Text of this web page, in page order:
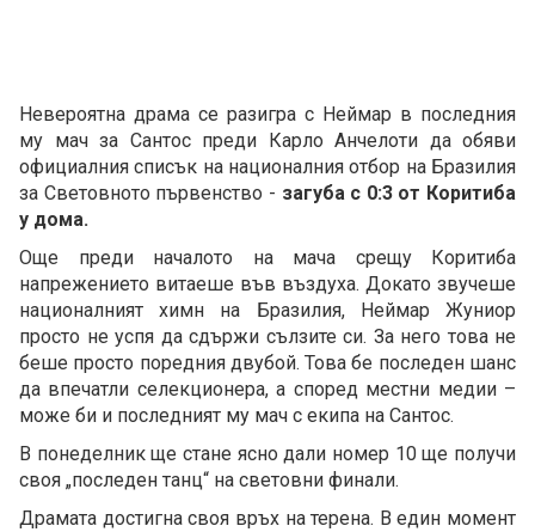
Невероятна драма се разигра с Неймар в последния
му мач за Сантос преди Карло Анчелоти да обяви
официалния списък на националния отбор на Бразилия
за Световното първенство - загуба с 0:3 от Коритиба
у дома.
Още преди началото на мача срещу Коритиба
напрежението витаеше във въздуха. Докато звучеше
националният химн на Бразилия, Неймар Жуниор
просто не успя да сдържи сълзите си. За него това не
беше просто поредния двубой. Това бе последен шанс
да впечатли селекционера, а според местни медии –
може би и последният му мач с екипа на Сантос.
В понеделник ще стане ясно дали номер 10 ще получи
своя „последен танц“ на световни финали.
Драмата достигна своя връх на терена. В един момент